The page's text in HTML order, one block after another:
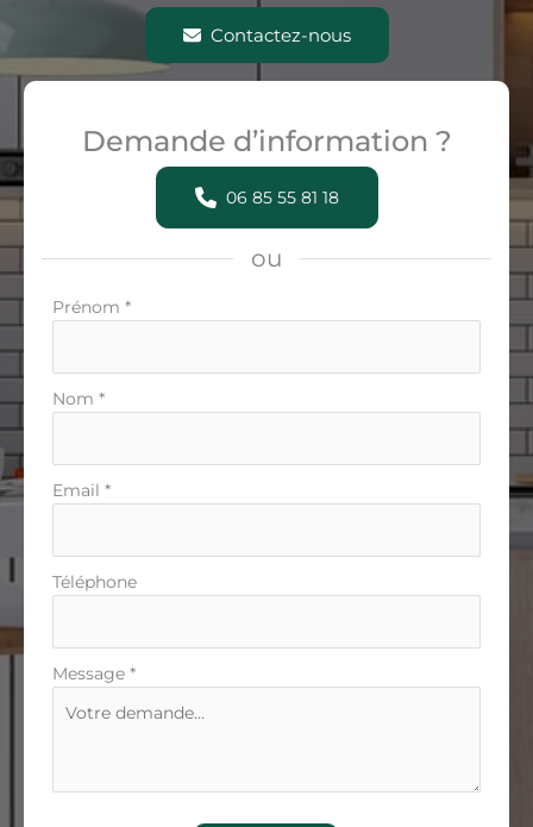
Contactez-nous
Demande d’information ?
06 85 55 81 18
ou
Formulaire
Prénom *
Nom *
Email *
Téléphone
Message *